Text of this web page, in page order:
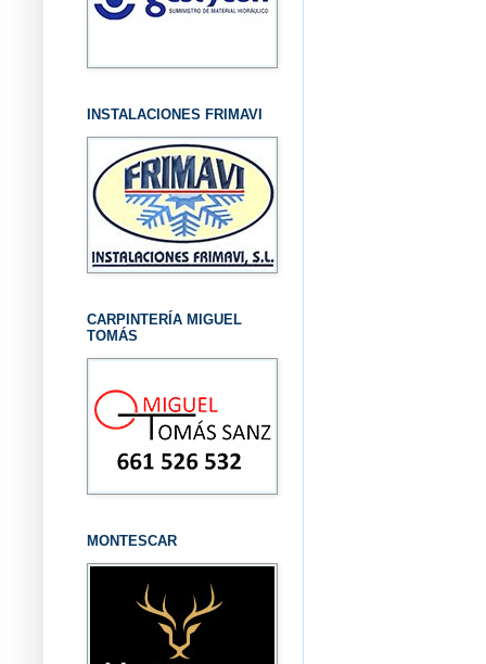
INSTALACIONES FRIMAVI
CARPINTERÍA MIGUEL
TOMÁS
MONTESCAR